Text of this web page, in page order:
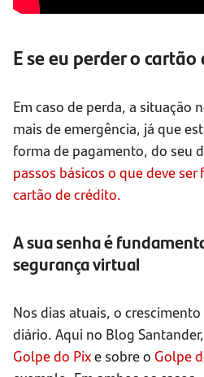
E se eu perder o
Em caso de perda, a situação
mais de emergência, já que
forma de pagamento, do seu
passos básicos o que deve
cartão de crédito.
A sua senha é
segurança virtual
Nos dias atuais, o
diário. Aqui no Blog
Golpe do Pixe sobre o Golpe